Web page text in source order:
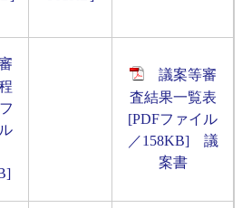
議案等審
査結果一覧表
[PDFファイル
／158KB]
議
案書